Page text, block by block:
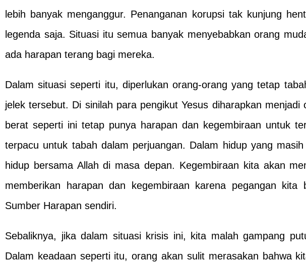
lebih banyak menganggur. Penanganan korupsi tak kunjung
legenda saja. Situasi itu semua banyak menyebabkan orang
ada harapan terang bagi mereka.
Dalam situasi seperti itu, diperlukan orang-orang yang tetap
jelek tersebut. Di sinilah para pengikut Yesus diharapkan
berat seperti ini tetap punya harapan dan kegembiraan untuk
terpacu untuk tabah dalam perjuangan. Dalam hidup yang
hidup bersama Allah di masa depan. Kegembiraan kita akan
memberikan harapan dan kegembiraan karena pegangan
Sumber Harapan sendiri.
Sebaliknya, jika dalam situasi krisis ini, kita malah gampang
Dalam keadaan seperti itu, orang akan sulit merasakan bahwa